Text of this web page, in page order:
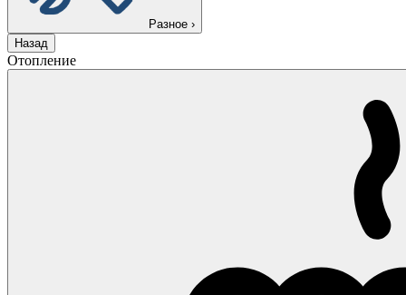
Разное ›
Назад
Отопление